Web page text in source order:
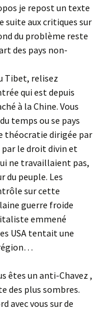
je repost un texte
suite aux critiques sur
du problème reste
des pays non-
Tibet, relisez
qui est depuis
à la Chine. Vous
temps ou se pays
théocratie dirigée par
le droit divin et
ne travaillaient pas,
du peuple. Les
sur cette
guerre froide
emmené
USA tentait une
êtes un anti-Chavez ,
des plus sombres.
avec vous sur de